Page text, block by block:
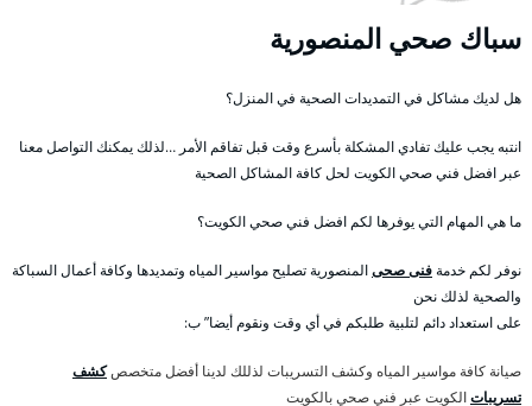
سباك صحي المنصورية
هل لديك مشاكل في التمديدات الصحية في المنزل؟
انتبه يجب عليك تفادي المشكلة بأسرع وقت قبل تفاقم الأمر …لذلك يمكنك التواصل معنا
عبر افضل فني صحي الكويت لحل كافة المشاكل الصحية
ما هي المهام التي يوفرها لكم افضل فني صحي الكويت؟
نوفر لكم خدمةفنى صحىالمنصورية تصليح مواسير المياه وتمديدها وكافة أعمال السباكة
والصحية لذلك نحن
على استعداد دائم لتلبية طلبكم في أي وقت ونقوم أيضا” ب:
صيانة كافة مواسير المياه وكشف التسريبات لذللك لدينا أفضل متخصصكشف
تسريباتالكويت عبر فني صحي بالكويت